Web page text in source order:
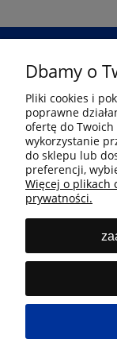
Dbamy o
Pliki cookies i
poprawne
ofertę do Twoich
wykorzystanie
do sklepu lub
preferencji,
Więcej o plikach
prywatności.